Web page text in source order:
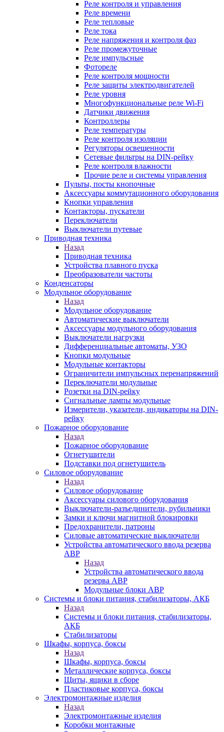
Реле контроля и управления
Реле времени
Реле тепловые
Реле тока
Реле напряжения и контроля фаз
Реле промежуточные
Реле импульсные
Фотореле
Реле контроля мощности
Реле защиты электродвигателей
Реле уровня
Многофункциональные реле Wi-Fi
Датчики движения
Контроллеры
Реле температуры
Реле контроля изоляции
Регуляторы освещенности
Сетевые фильтры на DIN-рейку
Реле контроля влажности
Прочие реле и системы управления
Пульты, посты кнопочные
Аксессуары коммутационного оборудования
Кнопки управления
Контакторы, пускатели
Переключатели
Выключатели путевые
Приводная техника
Назад
Приводная техника
Устройства плавного пуска
Преобразователи частоты
Конденсаторы
Модульное оборудование
Назад
Модульное оборудование
Автоматические выключатели
Аксессуары модульного оборудования
Выключатели нагрузки
Дифференциальные автоматы, УЗО
Кнопки модульные
Модульные контакторы
Ограничители импульсных перенапряжений
Переключатели модульные
Розетки на DIN-рейку
Сигнальные лампы модульные
Измерители, указатели, индикаторы на DIN-
рейку
Пожарное оборудование
Назад
Пожарное оборудование
Огнетушители
Подставки под огнетушитель
Силовое оборудование
Назад
Силовое оборудование
Аксессуары силового оборудования
Выключатели-разъединители, рубильники
Замки и ключи магнитной блокировки
Предохранители, патроны
Силовые автоматические выключатели
Устройства автоматического ввода резерва
АВР
Назад
Устройства автоматического ввода
резерва АВР
Модульные блоки АВР
Системы и блоки питания, стабилизаторы, АКБ
Назад
Системы и блоки питания, стабилизаторы,
АКБ
Стабилизаторы
Шкафы, корпуса, боксы
Назад
Шкафы, корпуса, боксы
Металлические корпуса, боксы
Щиты, ящики в сборе
Пластиковые корпуса, боксы
Электромонтажные изделия
Назад
Электромонтажные изделия
Коробки монтажные